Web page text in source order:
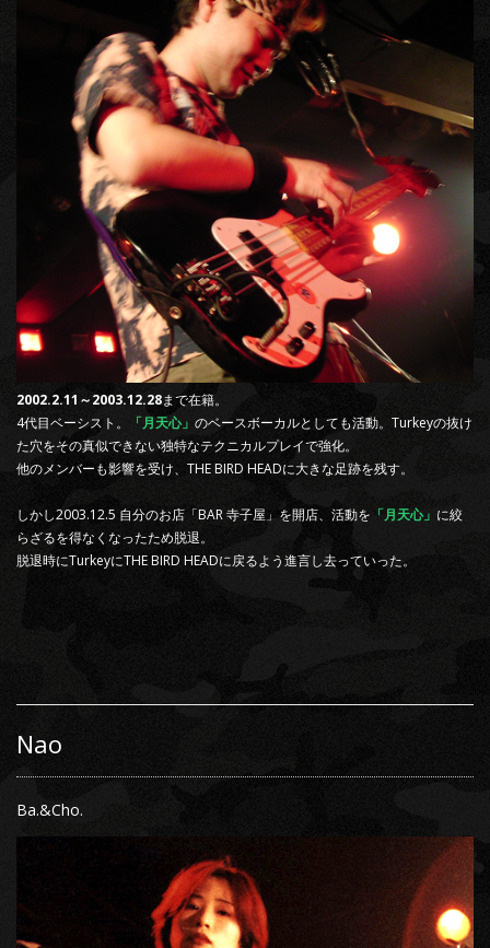
2002.2.11～2003.12.28まで在籍。
4代目ベーシスト。
「月天心」 のベースボーカルとしても活動。Turkeyの抜け
た穴をその真似できない独特なテクニカルプレイで強化。
他のメンバーも影響を受け、THE BIRD HEADに大きな足跡を残す。
しかし2003.12.5 自分のお店「BAR 寺子屋」を開店、活動を 「月天心」 に絞
らざるを得なくなったため脱退。
脱退時にTurkeyにTHE BIRD HEADに戻るよう進言し去っていった。
Nao
Ba.&Cho.